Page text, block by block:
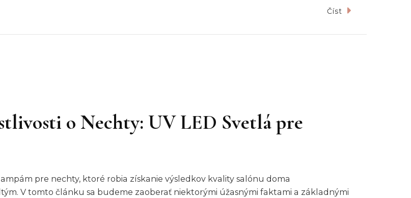
Číst
o Nechty: UV LED Svetlá pre
pre nechty, ktoré robia získanie výsledkov kvality salónu doma
V tomto článku sa budeme zaoberať niektorými úžasnými faktami a základnými